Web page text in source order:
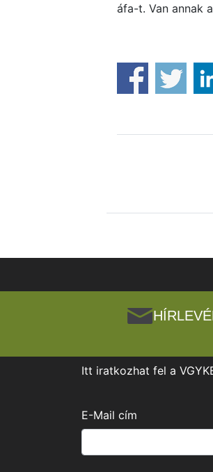
áfa-t. Van annak
Itt iratkozhat fel a
E-Mail cím